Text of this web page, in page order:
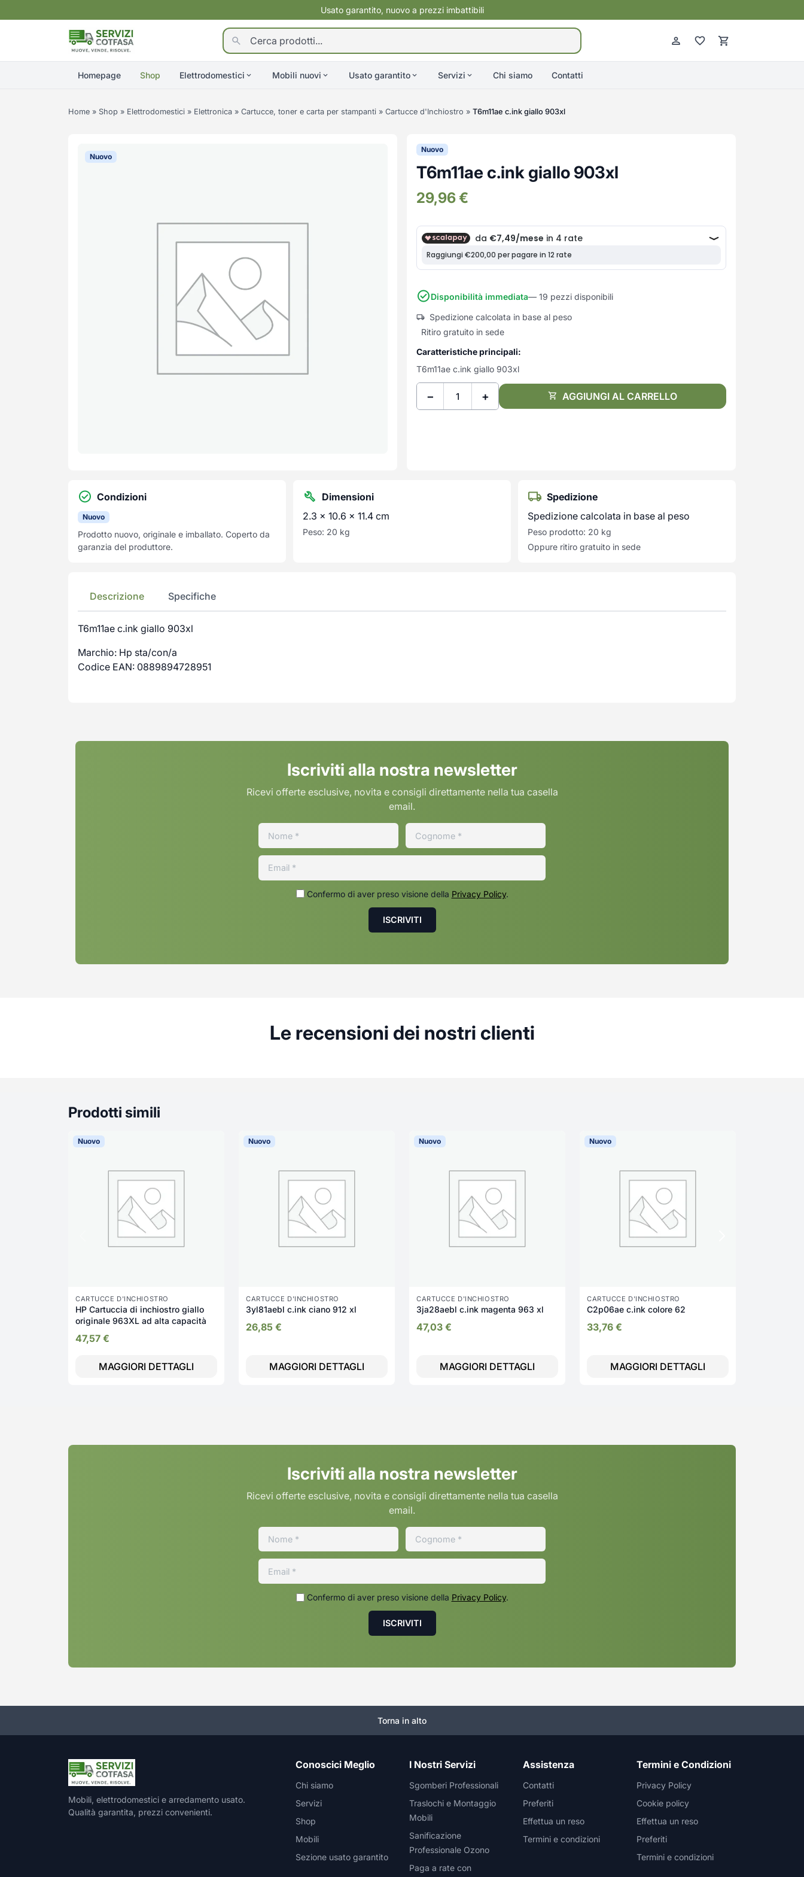
Usato garantito, nuovo a prezzi imbattibili
Homepage Shop Elettrodomestici Mobili nuovi Usato garantito Servizi Chi siamo Contatti
Home » Shop » Elettrodomestici » Elettronica » Cartucce, toner e carta per stampanti » Cartucce d'Inchiostro » T6m11ae c.ink giallo 903xl
Nuovo
Nuovo
T6m11ae c.ink giallo 903xl
29,96€
Disponibilità immediata— 19 pezzi disponibili
Spedizione calcolata in base al peso
Ritiro gratuito in sede
Caratteristiche principali:
T6m11ae c.ink giallo 903xl
− + AGGIUNGI AL CARRELLO
Condizioni
Nuovo
Prodotto nuovo, originale e imballato. Coperto da
garanzia del produttore.
Dimensioni
2.3 × 10.6 × 11.4 cm
Peso: 20 kg
Spedizione
Spedizione calcolata in base al peso
Peso prodotto: 20 kg
Oppure ritiro gratuito in sede
Descrizione Specifiche
T6m11ae c.ink giallo 903xl
Marchio: Hp sta/con/a
Codice EAN: 0889894728951
Iscriviti alla nostra newsletter
Ricevi offerte esclusive, novita e consigli direttamente nella tua casella
email.
Confermo di aver preso visione della Privacy Policy.
Le recensioni dei nostri clienti
Prodotti simili
Nuovo
CARTUCCE D'INCHIOSTRO
HP Cartuccia di inchiostro giallo
originale 963XL ad alta capacità
47,57 €
MAGGIORI DETTAGLI
Nuovo
CARTUCCE D'INCHIOSTRO
3yl81aebl c.ink ciano 912 xl
26,85 €
MAGGIORI DETTAGLI
Nuovo
CARTUCCE D'INCHIOSTRO
3ja28aebl c.ink magenta 963 xl
47,03 €
MAGGIORI DETTAGLI
Nuovo
CARTUCCE D'INCHIOSTRO
C2p06ae c.ink colore 62
33,76 €
MAGGIORI DETTAGLI
Iscriviti alla nostra newsletter
Ricevi offerte esclusive, novita e consigli direttamente nella tua casella
email.
Confermo di aver preso visione della Privacy Policy.
Torna in alto
Mobili, elettrodomestici e arredamento usato.
Qualità garantita, prezzi convenienti.
Conoscici Meglio
Chi siamo
Servizi
Shop
Mobili
Sezione usato garantito
I Nostri Servizi
Sgomberi Professionali
Traslochi e Montaggio
Mobili
Sanificazione
Professionale Ozono
Paga a rate con
Assistenza
Contatti
Preferiti
Effettua un reso
Termini e condizioni
Termini e Condizioni
Privacy Policy
Cookie policy
Effettua un reso
Preferiti
Termini e condizioni